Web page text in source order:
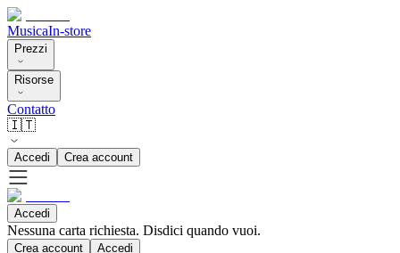
MusicaIn-store
Prezzi
Risorse
Contatto
🇮🇹
Accedi Crea account
Accedi
Nessuna carta richiesta. Disdici quando vuoi.
Crea account Accedi